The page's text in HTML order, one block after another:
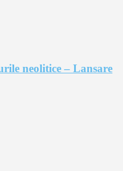
neolitice – Lansare